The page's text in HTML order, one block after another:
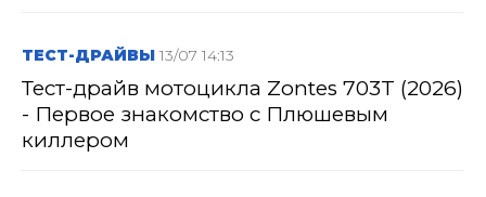
ТЕСТ-ДРАЙВЫ 13/07 14:13
Тест-драйв мотоцикла Zontes 703T (2026)
- Первое знакомство с Плюшевым
киллером